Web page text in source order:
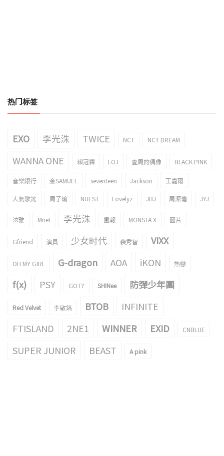
热门标签
EXO 李光洙 TWICE NCT NCT DREAM
WANNA ONE 賴冠霖 I.O.I 壹周的偶像 BLACK PINK
音樂銀行 金SAMUEL seventeen Jackson 王嘉爾
人氣歌謠 周子瑜 NUEST Lovelyz JBJ 周潔瓊 JYJ
泫雅 Mnet 李光洙 畫報 MONSTA X 圖片
Gfriend 演員 少女时代 裴秀智 VIXX
OH MY GIRL G-dragon AOA iKON 熱戀
f(x) PSY GOT7 SHINee 防彈少年團
Red Velvet 李敏鎬 BTOB
INFINITE
FTISLAND
2NE1 WINNER EXID CNBLUE
SUPER JUNIOR BEAST A pink